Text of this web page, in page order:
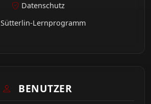
Datenschutz
Sütterlin-Lernprogramm
BENUTZER